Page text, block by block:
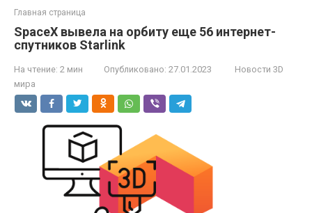
Главная страница
SpaceX вывела на орбиту еще 56 интернет-
спутников Starlink
На чтение: 2 мин Опубликовано: 27.01.2023
Новости 3D
мира